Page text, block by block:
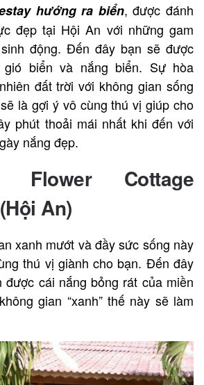
hướng ra biển, được đánh
đẹp tại Hội An với những gam
động. Đến đây bạn sẽ được
gió biển và nắng biển. Sự hòa
đất trời với không gian sống
là gợi ý vô cùng thú vị giúp cho
phút thoải mái nhất khi đến với
nắng đẹp.
Flower Cottage